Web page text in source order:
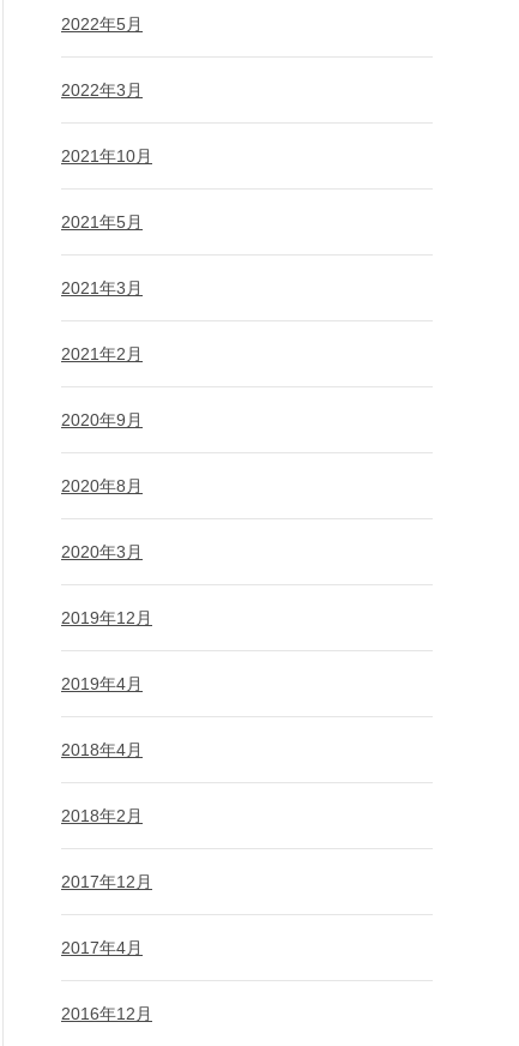
2022年5月
2022年3月
2021年10月
2021年5月
2021年3月
2021年2月
2020年9月
2020年8月
2020年3月
2019年12月
2019年4月
2018年4月
2018年2月
2017年12月
2017年4月
2016年12月